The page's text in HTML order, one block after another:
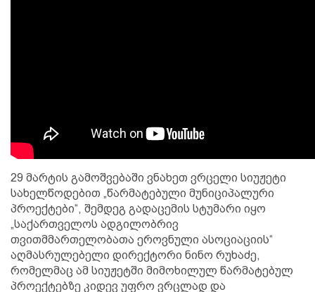
29 მარტის გამოშვებაში ვნახეთ ვრცელი სიუჟეტი
სახელწოდებით „წარმატებული მუნიციპალური
პროექტები“, შემდეგ გადაცემის სტუმარი იყო
„საქართველოს ადგილობრივ
თვითმმართელობათა ეროვნული ასოციაციის“
აღმასრულებელი დირექტორი ნინო რუხაძე,
რომელმაც ამ სიუჟეტში მიმოხილულ წარმატებულ
პროექტებზე კიდევ უფრო ვრცლად და